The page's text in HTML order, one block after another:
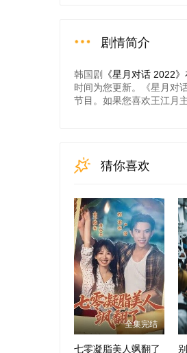
剧情简介
韩国剧 《星月对话 2022
时间为您更新。《星月对
节目。如果您喜欢王江月
猜你喜欢
全集完结
七零凝脂美人飒翻了